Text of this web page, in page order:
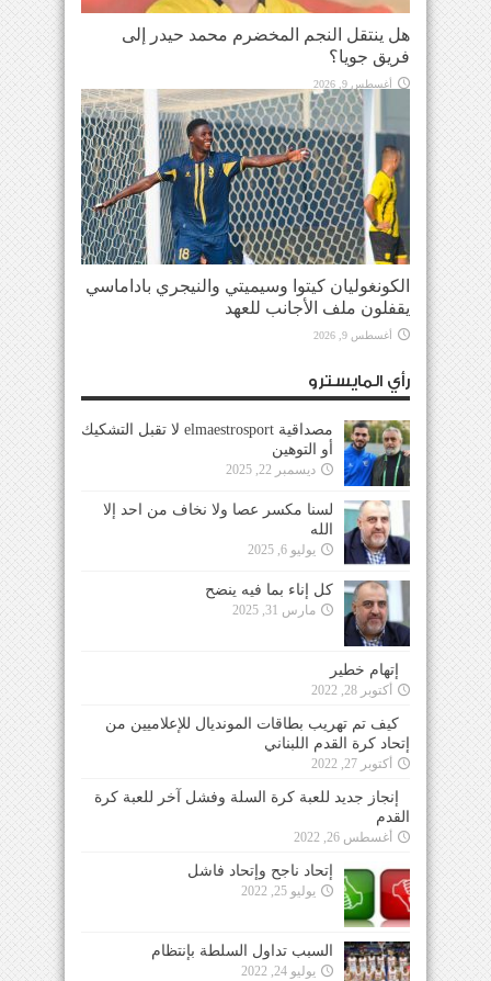
هل ينتقل النجم المخضرم محمد حيدر إلى
فريق جويا؟
أغسطس 9, 2026
الكونغوليان كيتوا وسيميتي والنيجري باداماسي
يقفلون ملف الأجانب للعهد
أغسطس 9, 2026
رأي المايسترو
مصداقية elmaestrosport لا تقبل التشكيك
أو التوهين
ديسمبر 22, 2025
لسنا مكسر عصا ولا نخاف من احد إلا
الله
يوليو 6, 2025
كل إناء بما فيه ينضح
مارس 31, 2025
إتهام خطير
أكتوبر 28, 2022
كيف تم تهريب بطاقات المونديال للإعلاميين من
إتحاد كرة القدم اللبناني
أكتوبر 27, 2022
إنجاز جديد للعبة كرة السلة وفشل آخر للعبة كرة
القدم
أغسطس 26, 2022
إتحاد ناجح وإتحاد فاشل
يوليو 25, 2022
السبب تداول السلطة بإنتظام
يوليو 24, 2022